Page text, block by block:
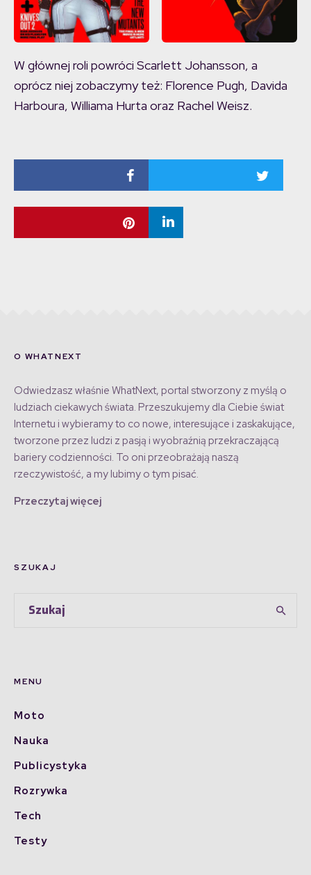
W głównej roli powróci Scarlett Johansson, a
oprócz niej zobaczymy też: Florence Pugh, Davida
Harboura, Williama Hurta oraz Rachel Weisz.
O WHATNEXT
Odwiedzasz właśnie WhatNext, portal stworzony z myślą o
ludziach ciekawych świata. Przeszukujemy dla Ciebie świat
Internetu i wybieramy to co nowe, interesujące i zaskakujące,
tworzone przez ludzi z pasją i wyobraźnią przekraczającą
bariery codzienności. To oni przeobrażają naszą
rzeczywistość, a my lubimy o tym pisać.
Przeczytaj więcej
SZUKAJ
MENU
Moto
Nauka
Publicystyka
Rozrywka
Tech
Testy